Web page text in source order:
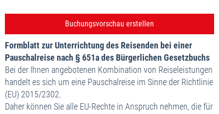
Formblatt zur Unterrichtung des Reisenden bei einer
Pauschalreise nach § 651a des Bürgerlichen Gesetzbuchs
Bei der Ihnen angebotenen Kombination von Reiseleistungen
handelt es sich um eine Pauschalreise im Sinne der Richtlinie
(EU) 2015/2302.
Daher können Sie alle EU-Rechte in Anspruch nehmen, die für